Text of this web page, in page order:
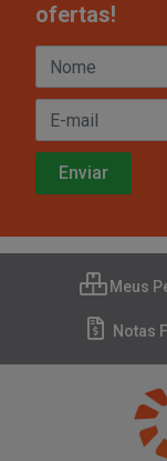
ofertas!
Meus
Notas